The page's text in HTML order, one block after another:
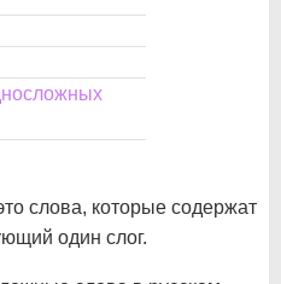
слова, которые содержат
один слог.